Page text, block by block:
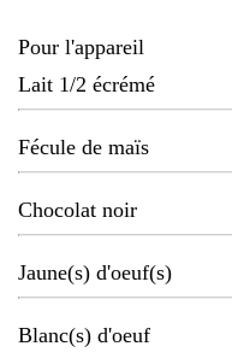
Pour l'appareil
Lait 1/2 écrémé
Fécule de maïs
Chocolat noir
Jaune(s) d'oeuf(s)
Blanc(s) d'oeuf